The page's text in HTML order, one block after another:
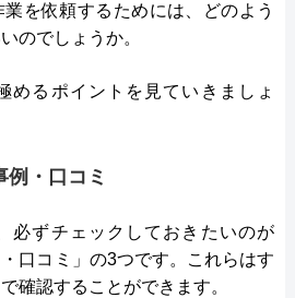
を依頼するためには、どのよう
のでしょうか。
めるポイントを見ていきましょ
例・口コミ
必ずチェックしておきたいのが
口コミ」の3つです。これらはす
確認することができます。